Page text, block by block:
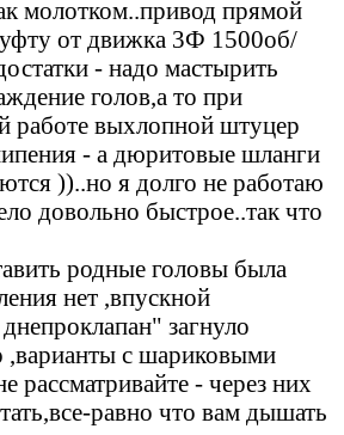
молотком..привод прямой
от движка 3Ф 1500об/
- надо мастырить
голов,а то при
работе выхлопной штуцер
- а дюритовые шланги
))..но я долго не работаю
довольно быстрое..так что
родные головы была
нет ,впускной
загнуло
,варианты с шариковыми
рассматривайте - через них
равно что вам дышать